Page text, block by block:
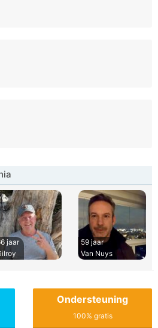
jaar
59 jaar
Van Nuys
Ondersteuning
100% gratis